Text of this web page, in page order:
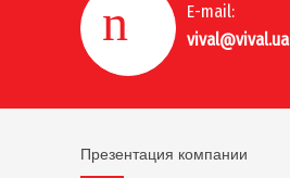
E-mail:
vival@vival.ua
Презентация компании